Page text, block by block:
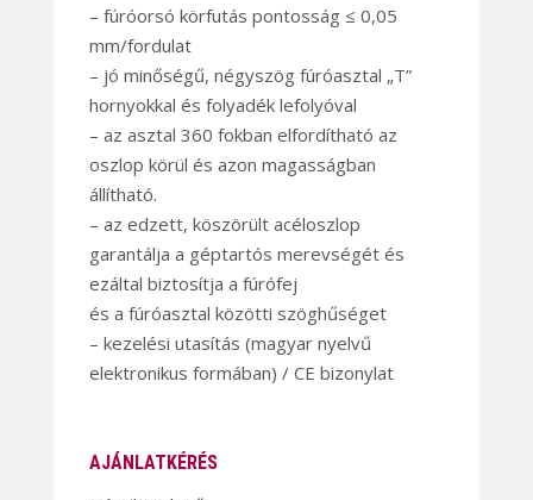
– fúróorsó körfutás pontosság ≤ 0,05
mm/fordulat
– jó minőségű, négyszög fúróasztal „T”
hornyokkal és folyadék lefolyóval
– az asztal 360 fokban elfordítható az
oszlop körül és azon magasságban
állítható.
– az edzett, köszörült acéloszlop
garantálja a géptartós merevségét és
ezáltal biztosítja a fúrófej
és a fúróasztal közötti szöghűséget
– kezelési utasítás (magyar nyelvű
elektronikus formában) / CE bizonylat
AJÁNLATKÉRÉS